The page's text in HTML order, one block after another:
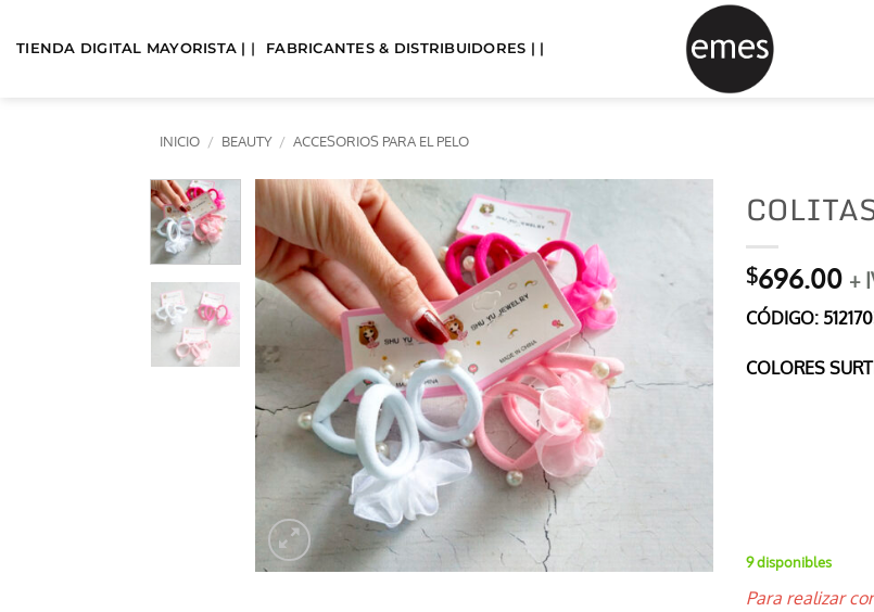
TIENDA DIGITAL MAYORISTA | | FABRICANTES & DISTRIBUIDORES | |
INICIO / BEAUTY / ACCESORIOS PARA EL PELO
$696.00 +
CÓDIGO:
COLORES
9 disponibles
Para realizar